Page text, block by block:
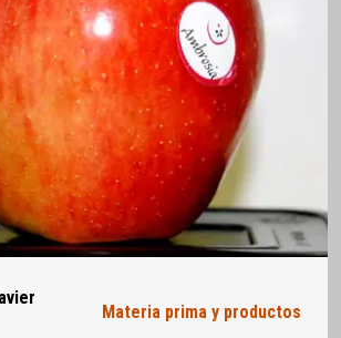
Materia prima y productos